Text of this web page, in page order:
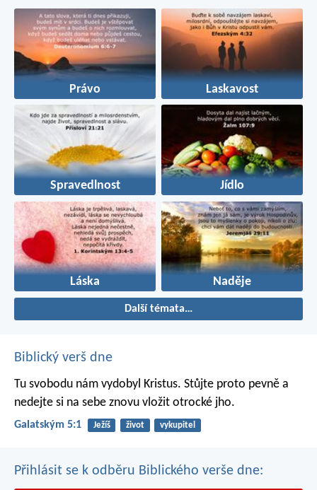
Právo Laskavost
Spravedlnost Jídlo
Láska Naděje
Další témata…
Biblický verš dne
Tu svobodu nám vydobyl Kristus. Stůjte proto pevně a
nedejte si na sebe znovu vložit otrocké jho.
Galatským 5:1 Ježíš život vykupitel
Přihlásit se k odběru Biblického verše dne: